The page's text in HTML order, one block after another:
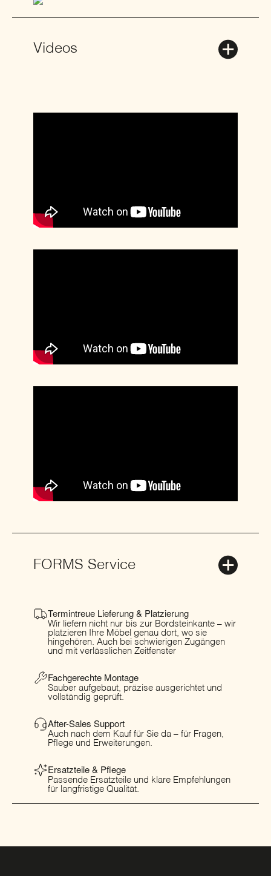
Videos
FORMS Service
Termintreue Lieferung & Platzierung
Wir liefern nicht nur bis zur Bordsteinkante – wir
platzieren Ihre Möbel genau dort, wo sie
hingehören. Auch bei schwierigen Zugängen
und mit verlässlichen Zeitfenster
Fachgerechte Montage
Sauber aufgebaut, präzise ausgerichtet und
vollständig geprüft.
After-Sales Support
Auch nach dem Kauf für Sie da – für Fragen,
Pflege und Erweiterungen.
Ersatzteile & Pflege
Passende Ersatzteile und klare Empfehlungen
für langfristige Qualität.